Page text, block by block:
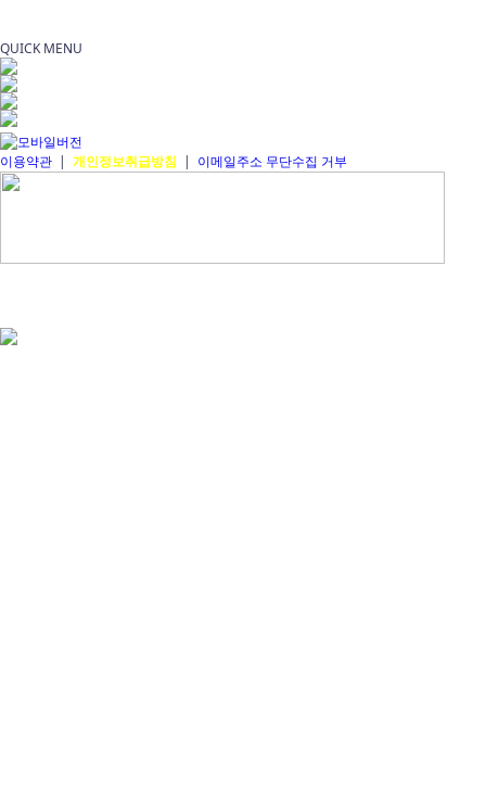
QUICK MENU
이용약관 | 개인정보취급방침 | 이메일주소 무단수집 거부